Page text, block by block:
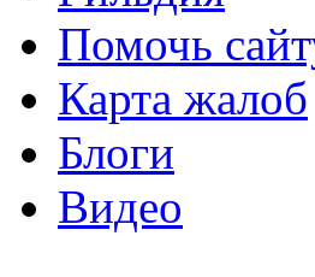
Помочь
Карта жалоб
Блоги
Видео